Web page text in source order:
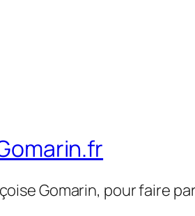
Gomarin, pour faire